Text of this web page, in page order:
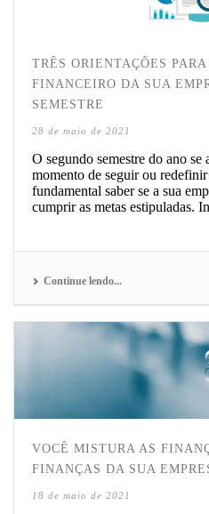
TRÊS ORIENTAÇÕES
FINANCEIRO DA SUA
SEMESTRE
28 de maio de 2021
O segundo semestre do ano se
momento de seguir ou
fundamental saber se a sua
cumprir as metas estipuladas.
Continue lendo...
VOCÊ MISTURA AS
FINANÇAS DA SUA
18 de maio de 2021